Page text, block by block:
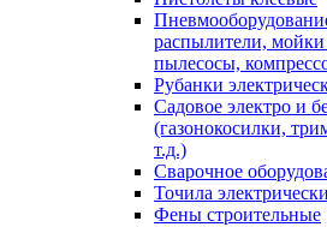
распылители, мойки
пылесосы,
Рубанки
Садовое электро и
(газонокосилки,
т.д.)
Сварочное
Точила
Фены строительные